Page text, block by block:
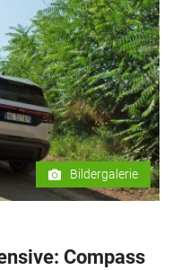
Bildergalerie
Compass